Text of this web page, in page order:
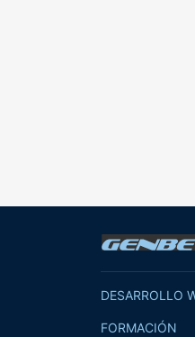
DESARROLLO
FORMACIÓN